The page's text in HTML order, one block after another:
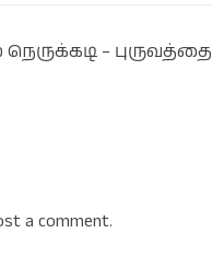
– புருவத்தை
a comment.